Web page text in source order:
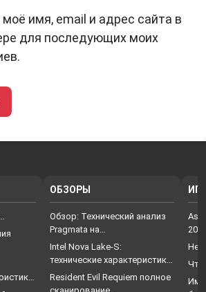
имя, email и адрес сайта в
для последующих моих
ОБЗОРЫ
Обзор: Технический анализ
Pragmata на…
Intel Nova Lake-S:
технические характеристики,
…
Resident Evil Requiem полное
Что